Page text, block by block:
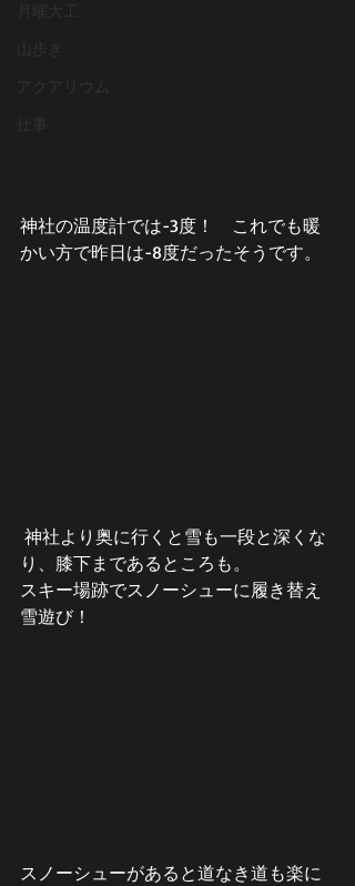
月曜大工
山歩き
アクアリウム
仕事
神社の温度計では-3度！　これでも暖
かい方で昨日は-8度だったそうです。
り、膝下まであるところも。
スキー場跡でスノーシューに履き替え
雪遊び！
スノーシューがあると道なき道も楽に